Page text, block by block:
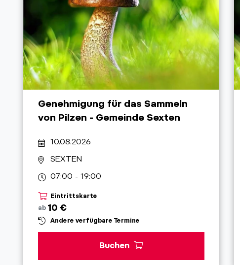
Genehmigung für das Sammeln
von Pilzen - Gemeinde Sexten
10.08.2026
SEXTEN
07:00 - 19:00
Eintrittskarte
ab 10 €
Andere verfügbare Termine
Buchen